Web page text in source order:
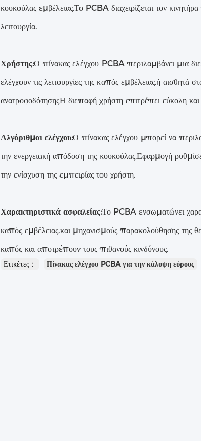
κουκούλας εμβέλειας.Το PCBA διαχειρίζεται τον
λειτουργία.
Χρήστης:Ο πίνακας ελέγχου PCBA περιλαμβάνει μια
ελέγχουν τις λειτουργίες της καπός εμβέλειας.ή
ανατροφοδότησηςΗ διεπαφή χρήστη επιτρέπει εύκολη και
Αλγόριθμοι ελέγχου:Ο πίνακας ελέγχου μπορεί να
την ενεργειακή απόδοση της κουκούλας.Εφαρμογή
την ενίσχυση της εμπειρίας του χρήστη.
Χαρακτηριστικά ασφαλείας:Το PCBA ενσωματώνει
καπός εμβέλειας.και μηχανισμούς παρακολούθησης της
καπός και αποτρέπουν τους πιθανούς κινδύνους.
Ετικέτες： Πίνακας ελέγχου PCBA για την κάλυψη εύρους